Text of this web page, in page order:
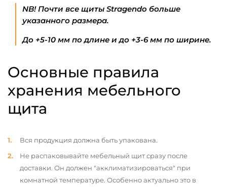
NB! Почти все щиты Stragendo больше
указанного размера.
До +5-10 мм по длине и до +3-6 мм по ширине.
Основные правила
хранения мебельного
щита
Вся продукция должна быть упакована.
Не распаковывайте мебельный щит сразу после
доставки. Он должен "акклиматизироваться" при
комнатной температуре. Особенно актуально это в